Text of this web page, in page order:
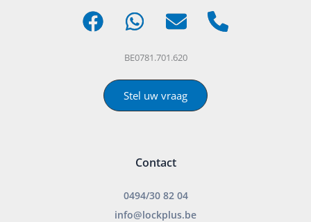
BE0781.701.620
Stel uw vraag
Contact
0494/30 82 04
info@lockplus.be